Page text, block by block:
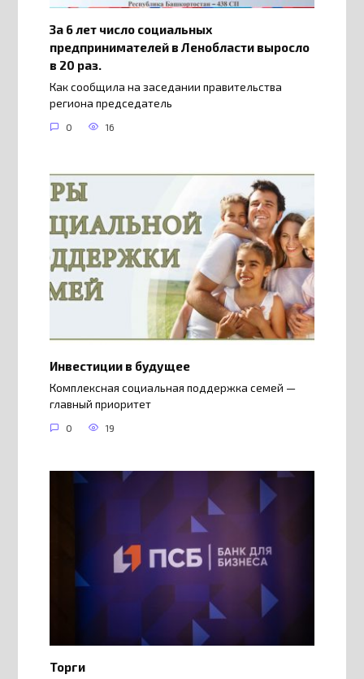
За 6 лет число социальных
предпринимателей в Ленобласти выросло
в 20 раз.
Как сообщила на заседании правительства
региона председатель
0 16
Инвестиции в будущее
Комплексная социальная поддержка семей —
главный приоритет
0 19
Торги